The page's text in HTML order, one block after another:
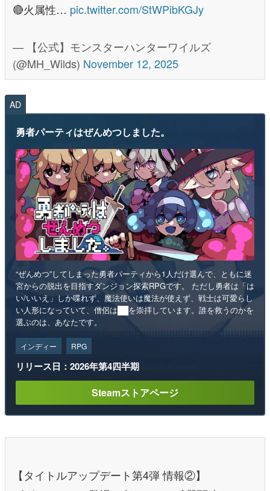
🔴火属性… pic.twitter.com/StWPibKGJy
— 【公式】モンスターハンターワイルズ
(@MH_Wilds) November 12, 2025
AD
勇者パーティはぜんめつしました。
“ぜんめつ”してしまった勇者パーティから1人だけ選んで、ともに迷
宮からの脱出を目指すダンジョン探索RPGです。 ただし勇者は「は
い/いいえ」しか喋れず、魔法使いは魔法が使えず、戦士は可愛らし
い人形になっていて、僧侶は██を崇拝しています。誰を救うのかを
選ぶのは、あなたです。
インディー RPG
リリース日：2026年第4四半期
Steamストアページ
【タイトルアップデート第4弾 情報②】